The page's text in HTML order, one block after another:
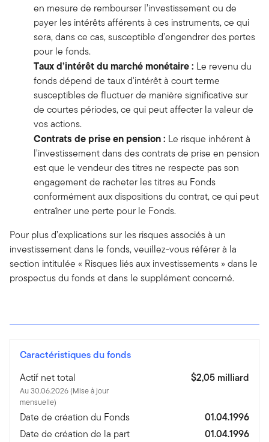
en mesure de rembourser l’investissement ou de
payer les intérêts afférents à ces instruments, ce qui
sera, dans ce cas, susceptible d’engendrer des pertes
pour le fonds.
Taux d’intérêt du marché monétaire : Le revenu du
fonds dépend de taux d'intérêt à court terme
susceptibles de fluctuer de manière significative sur
de courtes périodes, ce qui peut affecter la valeur de
vos actions.
Contrats de prise en pension : Le risque inhérent à
l'investissement dans des contrats de prise en pension
est que le vendeur des titres ne respecte pas son
engagement de racheter les titres au Fonds
conformément aux dispositions du contrat, ce qui peut
entraîner une perte pour le Fonds.
Pour plus d’explications sur les risques associés à un
investissement dans le fonds, veuillez-vous référer à la
section intitulée « Risques liés aux investissements » dans le
prospectus du fonds et dans le supplément concerné.
Caractéristiques du fonds
Actif net total
Au 30.06.2026 (Mise à jour
mensuelle)
$2,05 milliard
Date de création du Fonds
01.04.1996
Date de création de la part
01.04.1996